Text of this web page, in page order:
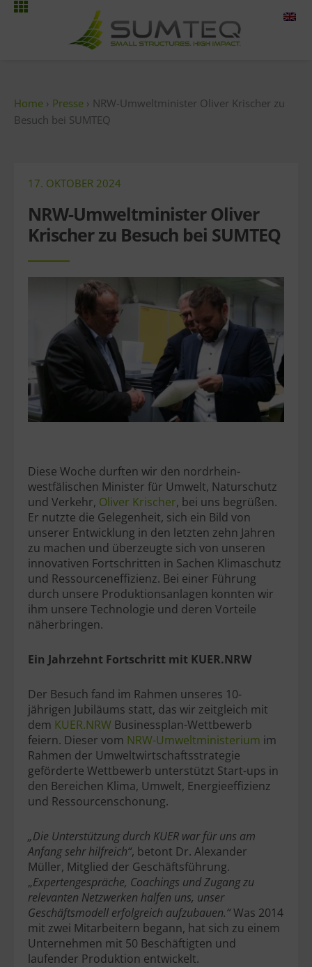
Zum
Home › Presse › NRW-Umweltminister Oliver Krischer zu
Besuch bei SUMTEQ
17. OKTOBER 2024
NRW-Umweltminister Oliver
Krischer zu Besuch bei SUMTEQ
Diese Woche durften wir den nordrhein-
westfälischen Minister für Umwelt, Naturschutz
und Verkehr, Oliver Krischer, bei uns begrüßen.
Er nutzte die Gelegenheit, sich ein Bild von
unserer Entwicklung in den letzten zehn Jahren
zu machen und überzeugte sich von unseren
innovativen Fortschritten in Sachen Klimaschutz
und Ressourceneffizienz. Bei einer Führung
durch unsere Produktionsanlagen konnten wir
ihm unsere Technologie und deren Vorteile
näherbringen.
Ein Jahrzehnt Fortschritt mit KUER.NRW
Der Besuch fand im Rahmen unseres 10-
jährigen Jubiläums statt, das wir zeitgleich mit
dem KUER.NRW Businessplan-Wettbewerb
feiern. Dieser vom NRW-Umweltministerium im
Rahmen der Umweltwirtschaftsstrategie
geförderte Wettbewerb unterstützt Start-ups in
den Bereichen Klima, Umwelt, Energieeffizienz
und Ressourcenschonung.
„Die Unterstützung durch KUER war für uns am
Anfang sehr hilfreich“, betont Dr. Alexander
Müller, Mitglied der Geschäftsführung.
„Expertengespräche, Coachings und Zugang zu
relevanten Netzwerken halfen uns, unser
Geschäftsmodell erfolgreich aufzubauen.“Was 2014
mit zwei Mitarbeitern begann, hat sich zu einem
Unternehmen mit 50 Beschäftigten und
laufender Produktion entwickelt.